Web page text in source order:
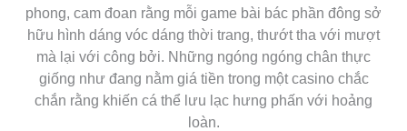
phong, cam đoan rằng mỗi game bài bác phần đông sở
hữu hình dáng vóc dáng thời trang, thướt tha với mượt
mà lại với công bởi. Những ngóng ngóng chân thực
giống như đang nằm giá tiền trong một casino chắc
chắn rằng khiến cá thể lưu lạc hưng phấn với hoảng
loàn.